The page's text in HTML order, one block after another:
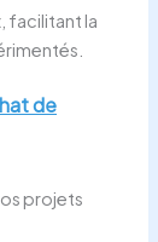
facilitant la
de
projets